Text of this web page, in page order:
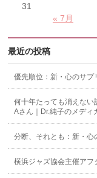
« 7月
31
最近の投稿
優先順位：新・心のサプ
何十年たっても消えない
Aさん｜Dr.純子のメディ
分断、それとも：新・心
横浜ジャズ協会主催アフ